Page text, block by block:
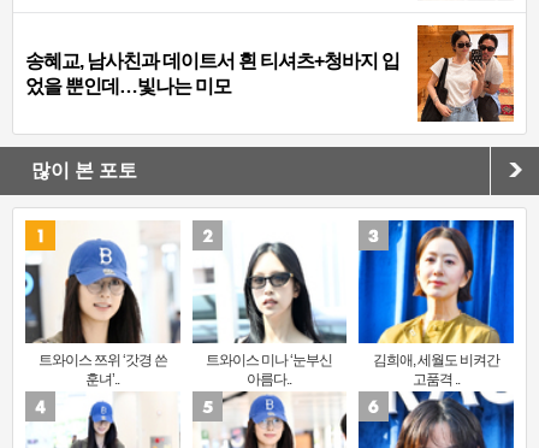
송혜교, 남사친과 데이트서 흰 티셔츠+청바지 입
었을 뿐인데…빛나는 미모
많이 본 포토
트와이스 쯔위 ‘갓경 쓴
훈녀’..
트와이스 미나 ‘눈부신
아름다..
김희애, 세월도 비켜간
고품격 ..